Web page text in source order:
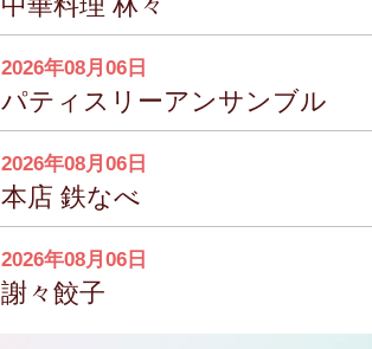
2026年08月06日
パティスリーアンサンブル
2026年08月06日
本店 鉄なべ
2026年08月06日
謝々餃子